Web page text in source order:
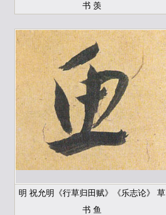
书 羡
明 祝允明《行草归田赋》《乐志论》 草
书 鱼